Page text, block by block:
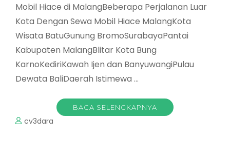
Mobil Hiace di MalangBeberapa Perjalanan Luar
Kota Dengan Sewa Mobil Hiace MalangKota
Wisata BatuGunung BromoSurabayaPantai
Kabupaten MalangBlitar Kota Bung
KarnoKediriKawah Ijen dan BanyuwangiPulau
Dewata BaliDaerah Istimewa …
BACA SELENGKAPNYA
cv3dara